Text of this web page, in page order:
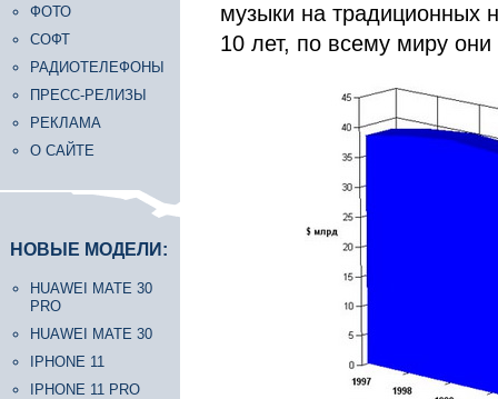
ФОТО
СОФТ
РАДИОТЕЛЕФОНЫ
ПРЕСС-РЕЛИЗЫ
РЕКЛАМА
О САЙТЕ
НОВЫЕ МОДЕЛИ:
HUAWEI MATE 30
PRO
HUAWEI MATE 30
IPHONE 11
IPHONE 11 PRO
музыки на традиционных
10 лет, по всему миру